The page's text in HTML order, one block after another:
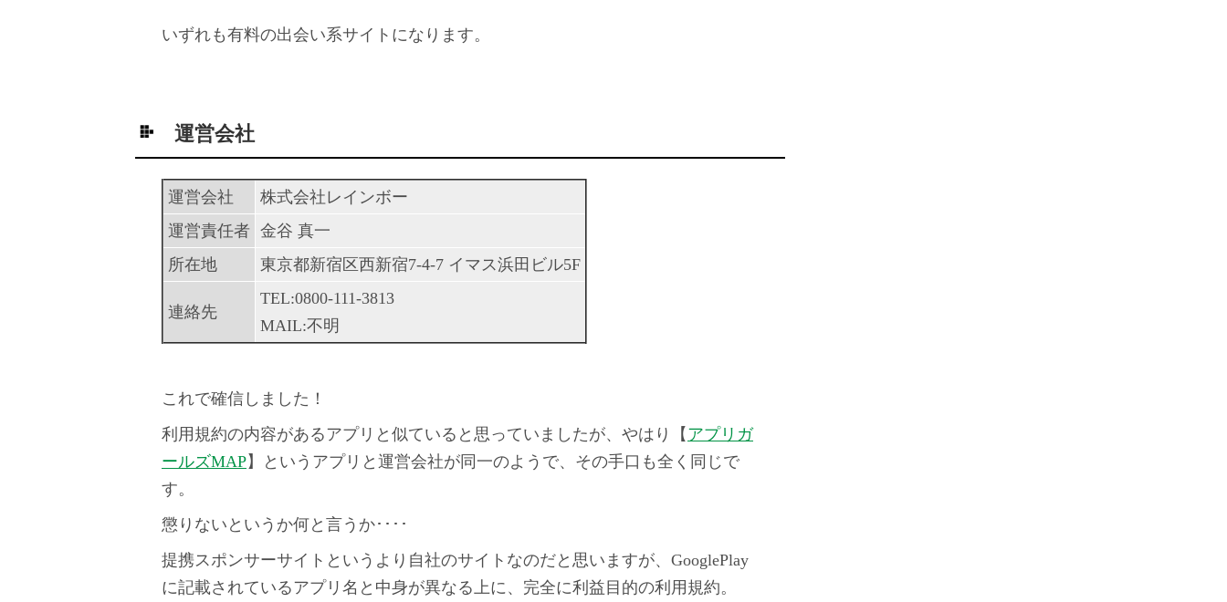
いずれも有料の出会い系サイトになります。
運営会社
運営会社
株式会社レインボー
運営責任者 金谷 真一
所在地
東京都新宿区西新宿7-4-7 イマス浜田ビル5F
連絡先
TEL:0800-111-3813
MAIL:不明
これで確信しました！
利用規約の内容があるアプリと似ていると思っていましたが、やはり【 アプリガ
ールズMAP】というアプリと運営会社が同一のようで、その手口も全く同じで
す。
懲りないというか何と言うか････
提携スポンサーサイトというより自社のサイトなのだと思いますが、GooglePlay
に記載されているアプリ名と中身が異なる上に、完全に利益目的の利用規約。